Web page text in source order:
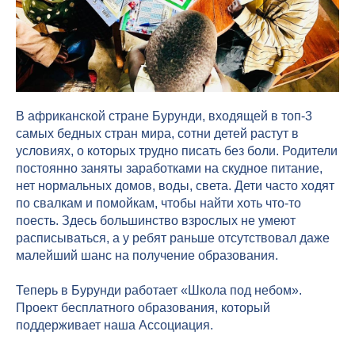
В африканской стране Бурунди, входящей в топ-3
самых бедных стран мира, сотни детей растут в
условиях, о которых трудно писать без боли. Родители
постоянно заняты заработками на скудное питание,
нет нормальных домов, воды, света. Дети часто ходят
по свалкам и помойкам, чтобы найти хоть что-то
поесть. Здесь большинство взрослых не умеют
расписываться, а у ребят раньше отсутствовал даже
малейший шанс на получение образования.
Теперь в Бурунди работает «Школа под небом».
Проект бесплатного образования, который
поддерживает наша Ассоциация.